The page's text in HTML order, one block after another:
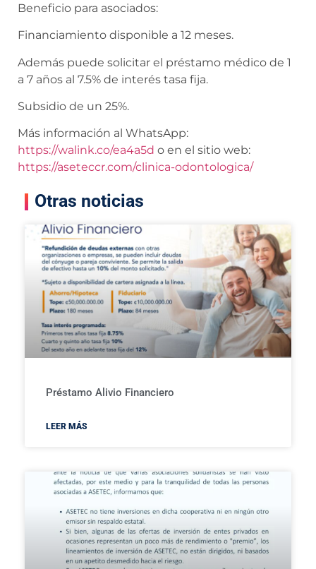
Beneficio para asociados:
Financiamiento disponible a 12 meses.
Además puede solicitar el préstamo médico de 1
a 7 años al 7.5% de interés tasa fija.
Subsidio de un 25%.
Más información al WhatsApp:
https://walink.co/ea4a5d o en el sitio web:
https://aseteccr.com/clinica-odontologica/
Otras noticias
Préstamo Alivio Financiero
LEER MÁS